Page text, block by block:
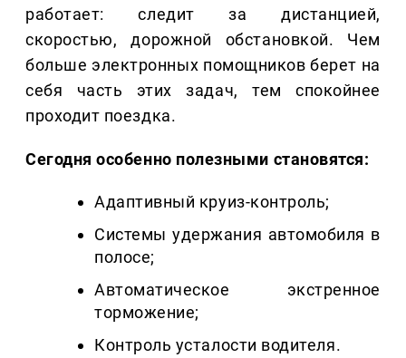
работает: следит за дистанцией,
скоростью, дорожной обстановкой. Чем
больше электронных помощников берет на
себя часть этих задач, тем спокойнее
проходит поездка.
Сегодня особенно полезными становятся:
Адаптивный круиз-контроль;
Системы удержания автомобиля в
полосе;
Автоматическое экстренное
торможение;
Контроль усталости водителя.